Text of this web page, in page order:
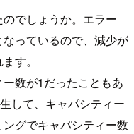
でしょうか。エラー
っているので、減少が
す。
数が1だったこともあ
して、キャパシティー
グでキャパシティー数